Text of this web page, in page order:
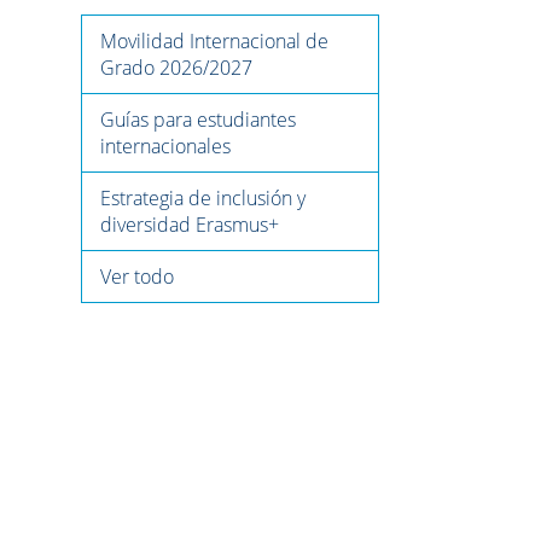
Movilidad Internacional de
Grado 2026/2027
Guías para estudiantes
internacionales
Estrategia de inclusión y
diversidad Erasmus+
Ver todo